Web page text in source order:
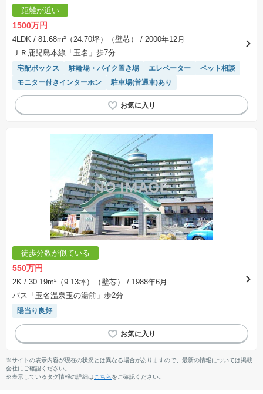
距離が近い
1500万円
4LDK / 81.68m²（24.70坪）（壁芯）
/ 2000年12月
ＪＲ鹿児島本線「玉名」歩7分
宅配ボックス 駐輪場・バイク置き場 エレベーター
ペット相談
モニター付きインターホン
駐車場(普通車)あり
徒歩分数が似ている
550万円
2K / 30.19m²（9.13坪）（壁芯）
/ 1988年6月
バス「玉名温泉玉の湯前」歩2分
陽当り良好
※サイトの表示内容が現在の状況とは異なる場合がありますので、最新の情報については掲載
会社にご確認ください。
※表示しているタグ情報の詳細は こちらをご確認ください。